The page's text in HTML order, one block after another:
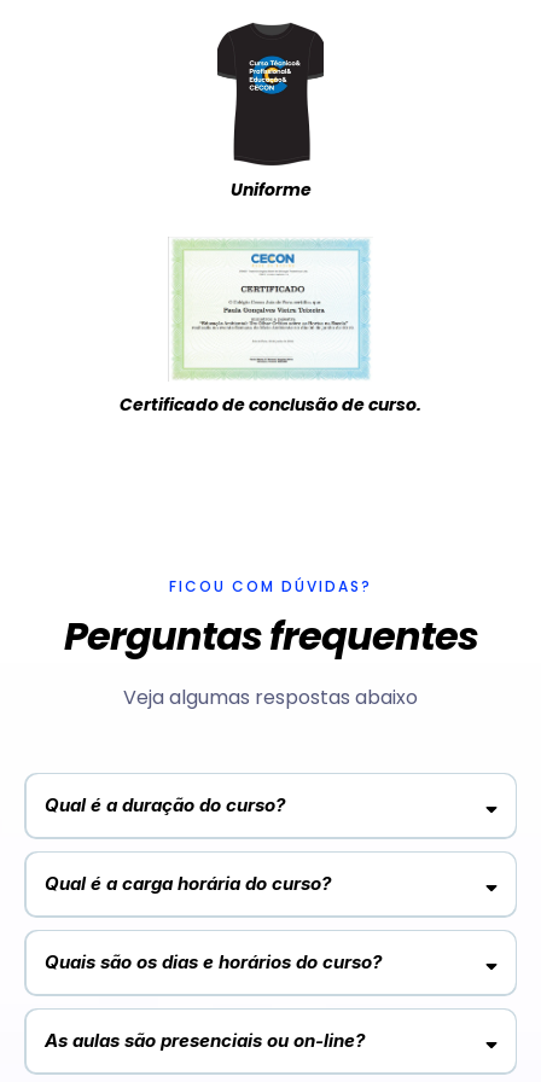
Uniforme
Certificado de conclusão de curso.
FICOU COM DÚVIDAS?
Perguntas frequentes
Veja algumas respostas abaixo
Qual é a duração do curso?
18 meses 3 módulos.
Qual é a carga horária do curso?
1200 horas de aula
Quais são os dias e horários do curso?
As aulas acontecem deSegunda a sexta-feirano período da Manhã,
As aulas são presenciais ou on-line?